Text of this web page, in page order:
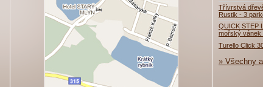
Třívrstvá
Rustik - 3
QUICK STEP
mořský vánek
Turello Click
» Všechny